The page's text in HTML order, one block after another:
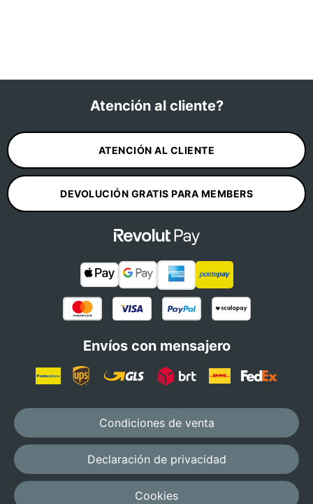
Atención al cliente?
ATENCIÓN AL CLIENTE
DEVOLUCIÓN GRATIS PARA MEMBERS
Envíos con mensajero
Condiciones de venta
Declaración de privacidad
Cookies